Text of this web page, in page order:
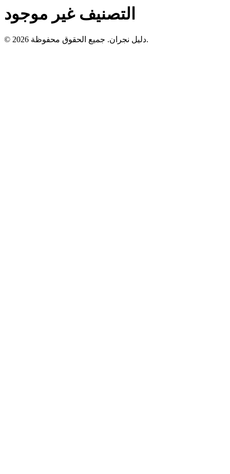
التصنيف غير موجود
© 2026 دليل نجران. جميع الحقوق محفوظة.